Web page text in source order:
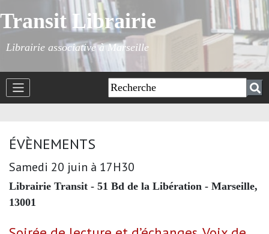
Transit Librairie
Librairie associative à Marseille
ÉVÈNEMENTS
Samedi 20 juin à 17H30
Librairie Transit - 51 Bd de la Libération - Marseille,
13001